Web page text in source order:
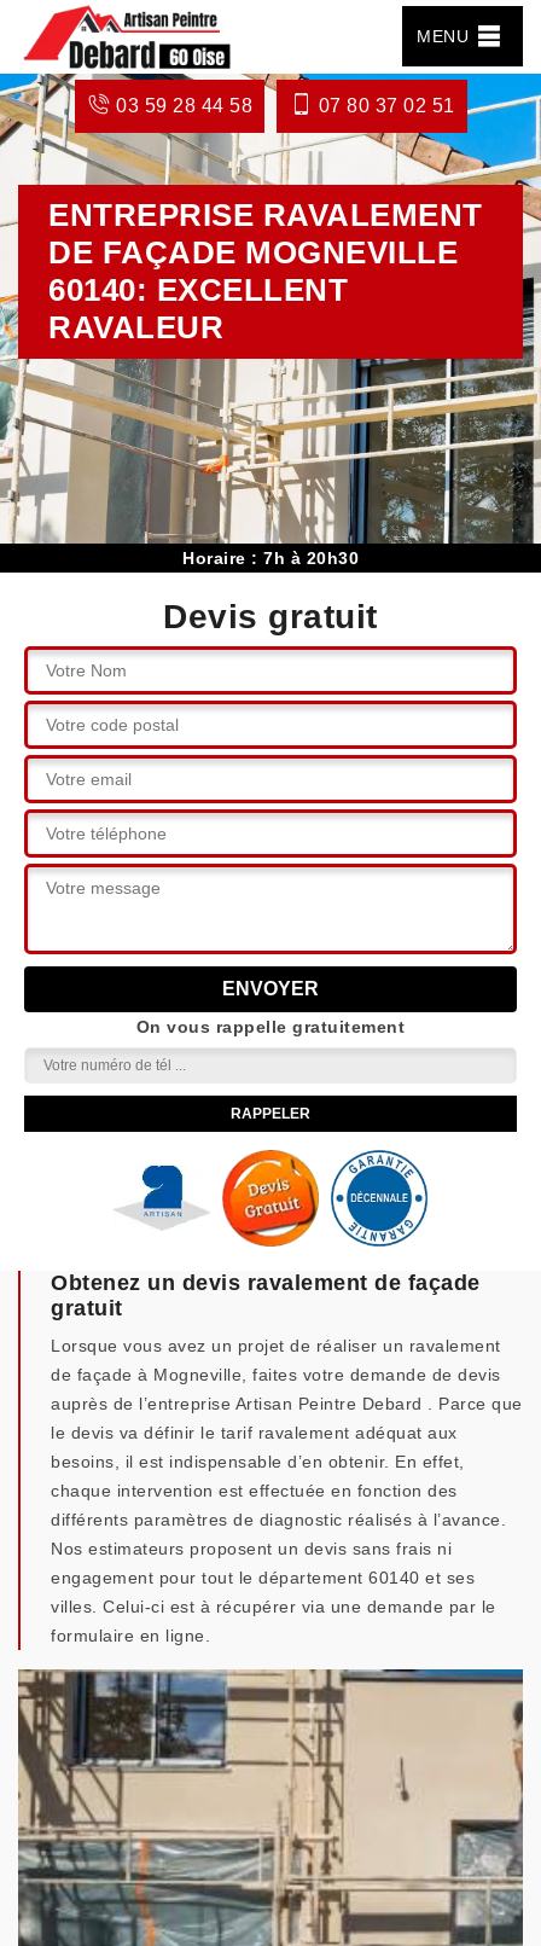
MENU
03 59 28 44 58 07 80 37 02 51
ENTREPRISE RAVALEMENT
DE FAÇADE MOGNEVILLE
60140: EXCELLENT
RAVALEUR
Horaire : 7h à 20h30
Devis gratuit
On vous rappelle gratuitement
Obtenez un devis ravalement de façade
gratuit
Lorsque vous avez un projet de réaliser un ravalement
de façade à Mogneville, faites votre demande de devis
auprès de l’entreprise Artisan Peintre Debard . Parce que
le devis va définir le tarif ravalement adéquat aux
besoins, il est indispensable d’en obtenir. En effet,
chaque intervention est effectuée en fonction des
différents paramètres de diagnostic réalisés à l’avance.
Nos estimateurs proposent un devis sans frais ni
engagement pour tout le département 60140 et ses
villes. Celui-ci est à récupérer via une demande par le
formulaire en ligne.